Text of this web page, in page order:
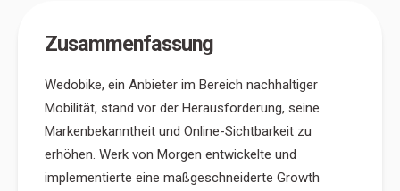
Zusammenfassung
Wedobike, ein Anbieter im Bereich nachhaltiger
Mobilität, stand vor der Herausforderung, seine
Markenbekanntheit und Online-Sichtbarkeit zu
erhöhen. Werk von Morgen entwickelte und
implementierte eine maßgeschneiderte Growth